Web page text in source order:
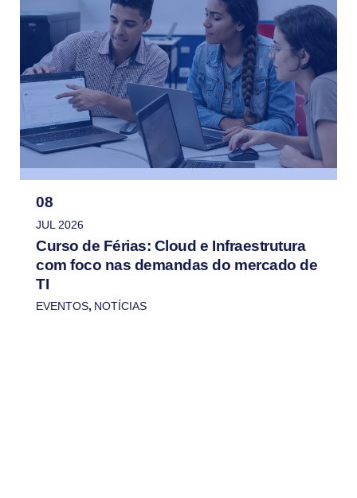
08
JUL 2026
Curso de Férias: Cloud e Infraestrutura
com foco nas demandas do mercado de
TI
EVENTOS, NOTÍCIAS